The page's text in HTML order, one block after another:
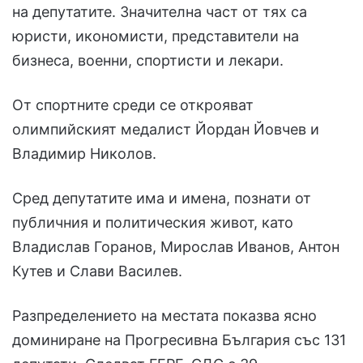
на депутатите. Значителна част от тях са
юристи, икономисти, представители на
бизнеса, военни, спортисти и лекари.
От спортните среди се открояват
олимпийският медалист Йордан Йовчев и
Владимир Николов.
Сред депутатите има и имена, познати от
публичния и политическия живот, като
Владислав Горанов, Мирослав Иванов, Антон
Кутев и Слави Василев.
Разпределението на местата показва ясно
доминиране на Прогресивна България със 131